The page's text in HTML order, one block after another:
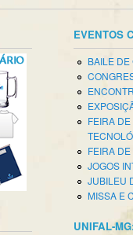
EVENTOS
BAILE DE
FEIRA
FEIRA
JOGOS
JUBILEU
MISSA E
UNIFAL-